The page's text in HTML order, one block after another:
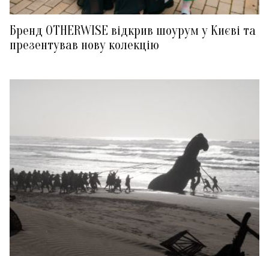
Бренд OTHERWISE відкрив шоурум у Києві та
презентував нову колекцію